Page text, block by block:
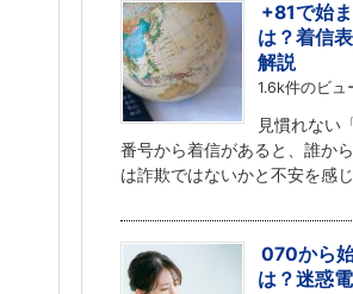
+81で始
は？着信
解説
1.6k件のビュ
見慣れない
番号から着信があると、誰か
は詐欺ではないかと不安を感
070から
は？迷惑